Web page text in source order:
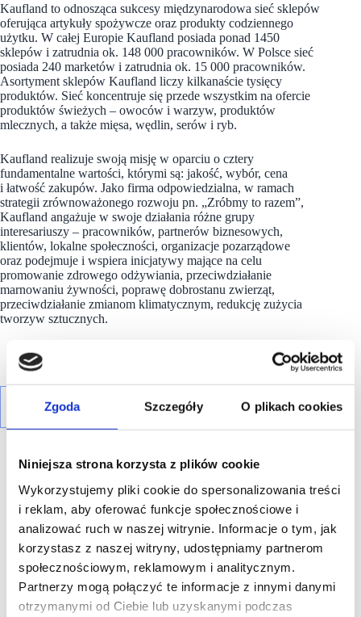
Zgoda Szczegóły O plikach cookies
Niniejsza strona korzysta z plików cookie
Wykorzystujemy pliki cookie do spersonalizowania treści
i reklam, aby oferować funkcje społecznościowe i
analizować ruch w naszej witrynie. Informacje o tym, jak
korzystasz z naszej witryny, udostępniamy partnerom
społecznościowym, reklamowym i analitycznym.
Partnerzy mogą połączyć te informacje z innymi danymi
otrzymanymi od Ciebie lub uzyskanymi podczas
Kaufland to odnosząca sukcesy międzynarodowa sieć sklepów
oferująca artykuły spożywcze oraz produkty codziennego
użytku. W całej Europie Kaufland posiada ponad 1450
sklepów i zatrudnia ok. 148 000 pracowników. W Polsce sieć
posiada 240 marketów i zatrudnia ok. 15 000 pracowników.
Asortyment sklepów Kaufland liczy kilkanaście tysięcy
produktów. Sieć koncentruje się przede wszystkim na ofercie
produktów świeżych – owoców i warzyw, produktów
mlecznych, a także mięsa, wędlin, serów i ryb.
Kaufland realizuje swoją misję w oparciu o cztery
fundamentalne wartości, którymi są: jakość, wybór, cena
i łatwość zakupów. Jako firma odpowiedzialna, w ramach
strategii zrównoważonego rozwoju pn. „Zróbmy to razem”,
Kaufland angażuje w swoje działania różne grupy
interesariuszy – pracowników, partnerów biznesowych,
klientów, lokalne społeczności, organizacje pozarządowe
oraz podejmuje i wspiera inicjatywy mające na celu
promowanie zdrowego odżywiania, przeciwdziałanie
marnowaniu żywności, poprawę dobrostanu zwierząt,
przeciwdziałanie zmianom klimatycznym, redukcję zużycia
tworzyw sztucznych.
R E K L A M A